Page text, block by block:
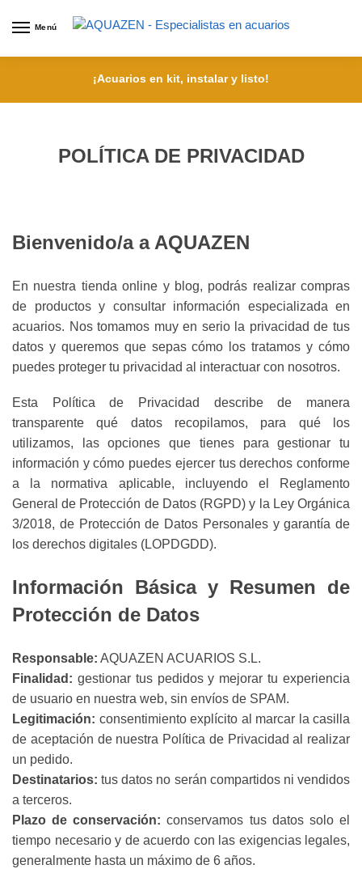
Menú
¡Acuarios en kit, instalar y listo!
POLÍTICA DE PRIVACIDAD
Bienvenido/a a AQUAZEN
En nuestra tienda online y blog, podrás realizar compras
de productos y consultar información especializada en
acuarios. Nos tomamos muy en serio la privacidad de tus
datos y queremos que sepas cómo los tratamos y cómo
puedes proteger tu privacidad al interactuar con nosotros.
Esta Política de Privacidad describe de manera
transparente qué datos recopilamos, para qué los
utilizamos, las opciones que tienes para gestionar tu
información y cómo puedes ejercer tus derechos conforme
a la normativa aplicable, incluyendo el Reglamento
General de Protección de Datos (RGPD) y la Ley Orgánica
3/2018, de Protección de Datos Personales y garantía de
los derechos digitales (LOPDGDD).
Información Básica y Resumen de
Protección de Datos
Responsable: AQUAZEN ACUARIOS S.L.
Finalidad: gestionar tus pedidos y mejorar tu experiencia
de usuario en nuestra web, sin envíos de SPAM.
Legitimación: consentimiento explícito al marcar la casilla
de aceptación de nuestra Política de Privacidad al realizar
un pedido.
Destinatarios: tus datos no serán compartidos ni vendidos
a terceros.
Plazo de conservación: conservamos tus datos solo el
tiempo necesario y de acuerdo con las exigencias legales,
generalmente hasta un máximo de 6 años.